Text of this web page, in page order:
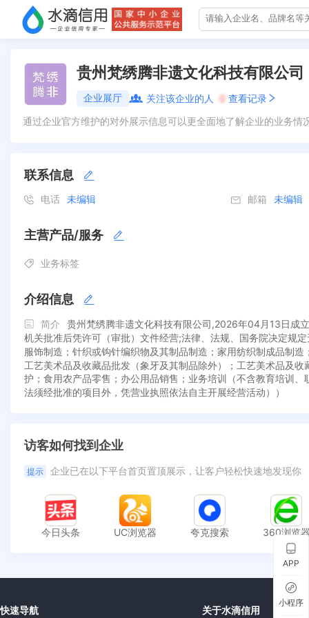
贵州梵绣腾非遗文化科技有限公司
企业展厅 关注该企业的人 0 查看记录
通过企业官方维护的对外展示信息可以更全面地了解企业的业务
联系信息
电话 未编辑 邮箱 未编辑
主营产品/服务
业务标签
介绍信息
简介
贵州梵绣腾非遗文化科技有限公司,2026年04月13日成
机关批准后凭许可（审批）文件经营;法律、法规、国务院决定规
服饰制造；针织或钩针编织物及其制品制造；家用纺织制成品制
工艺美术品及收藏品批发（象牙及其制品除外）；工艺美术品及
护；食用农产品零售；办公用品销售；业务培训（不含教育培训
法须经批准的项目外，凭营业执照依法自主开展经营活动））
访客如何找到企业
提示 企业已在以下平台首页置顶展示，让客户轻松快速地发现你
今日头条 UC浏览器 夸克搜索 360浏览
快速导航 关于水滴信用
APP
小程序